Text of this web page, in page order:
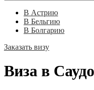
В Астрию
В Бельгию
В Болгарию
Заказать визу
Виза в